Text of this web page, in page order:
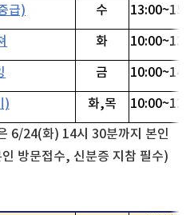
급) 수
화
금
) 화,목
6/24(화) 14시 30분까지 본인
방문접수, 신분증 지참 필수)